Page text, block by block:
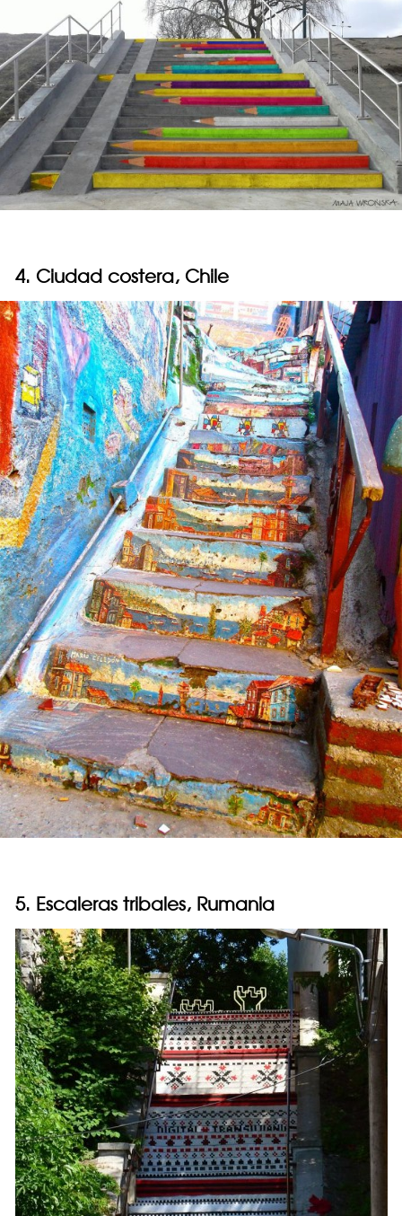
4. Ciudad costera, Chile
5. Escaleras tribales, Rumania